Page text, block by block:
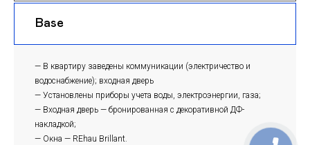
Base
— В квартиру заведены коммуникации (электричество и
водоснабжение); входная дверь
— Установлены приборы учета воды, электроэнергии, газа;
— Входная дверь — бронированная с декоративной ДФ-
накладкой;
— Окна — REhau Brillant.